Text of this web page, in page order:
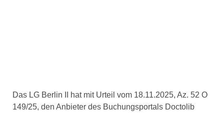
Das LG Berlin II hat mit Urteil vom 18.11.2025, Az. 52 O
149/25, den Anbieter des Buchungsportals Doctolib